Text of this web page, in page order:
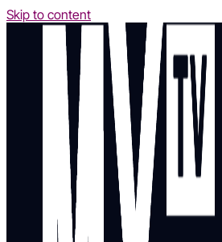
Skip to content